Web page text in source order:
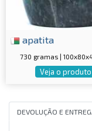
apatita
730 gramas |
Veja o produto
DEVOLUÇÃO E